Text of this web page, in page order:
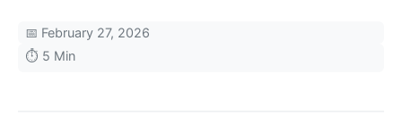
📅 February 27, 2026
⏱️ 5 Min